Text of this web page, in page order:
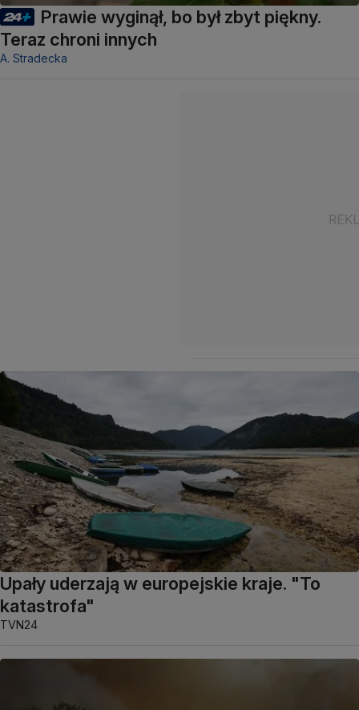
Prawie wyginął, bo był zbyt piękny.
Teraz chroni innych
A. Stradecka
Upały uderzają w europejskie kraje. "To
katastrofa"
TVN24